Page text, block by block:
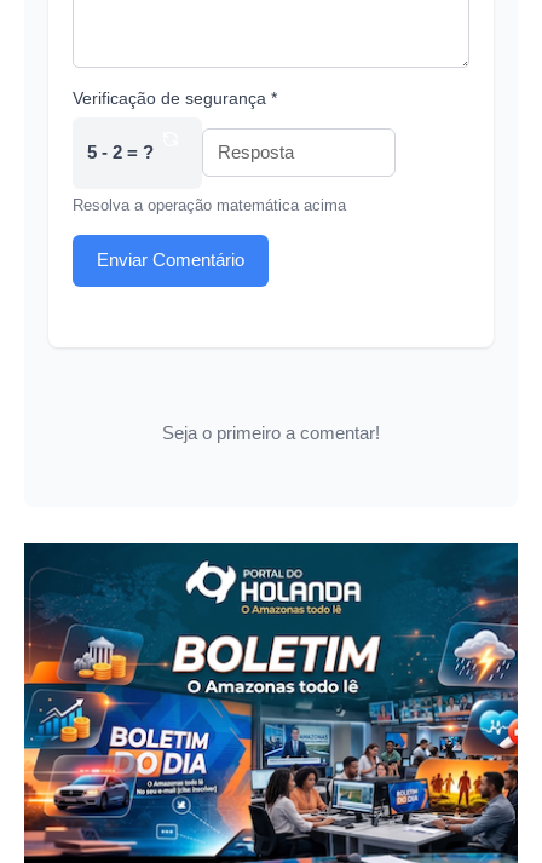
Verificação de segurança *
5 - 2 = ?
Resolva a operação matemática acima
Enviar Comentário
Seja o primeiro a comentar!